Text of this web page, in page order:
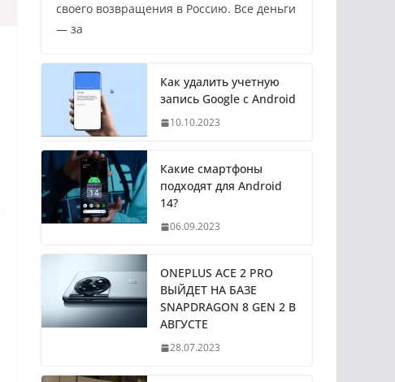
своего возвращения в Россию. Все деньги
— за
Как удалить учетную
запись Google с Android
10.10.2023
Какие смартфоны
подходят для Android
14?
06.09.2023
ONEPLUS ACE 2 PRO
ВЫЙДЕТ НА БАЗЕ
SNAPDRAGON 8 GEN 2 В
АВГУСТЕ
28.07.2023